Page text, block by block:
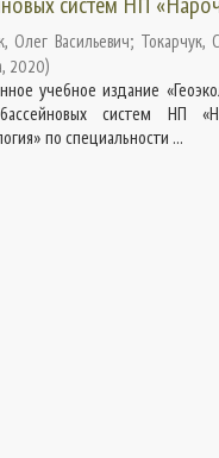
Олег Васильевич; Токарчук,
, 2020)
учебное издание
систем НП
по специальности ...